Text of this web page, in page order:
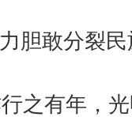
胆敢分裂
之有年，